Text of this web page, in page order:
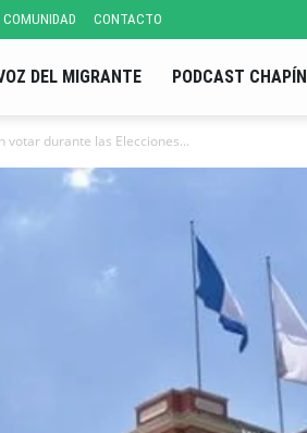
CONTACTO
DEL MIGRANTE PODCAST CHAPÍN
votar durante las Elecciones...